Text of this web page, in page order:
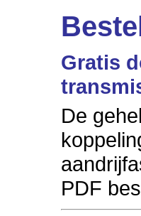
Gratis
De
PDF